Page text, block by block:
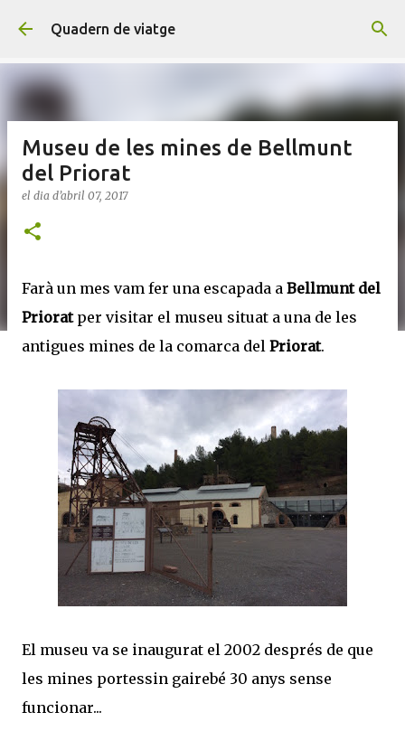
Salta al contingut principal
Quadern de viatge
Museu de les mines de Bellmunt
del Priorat
el dia d’abril 07, 2017
Farà un mes vam fer una escapada a Bellmunt del
Prioratper visitar el museu situat a una de les
antigues mines de la comarca del Priorat.
El museu va se inaugurat el 2002 després de que
les mines portessin gairebé 30 anys sense
funcionar...